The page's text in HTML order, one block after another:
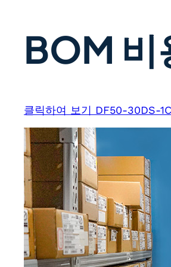
BOM 비
클릭하여 보기 DF50-30DS-